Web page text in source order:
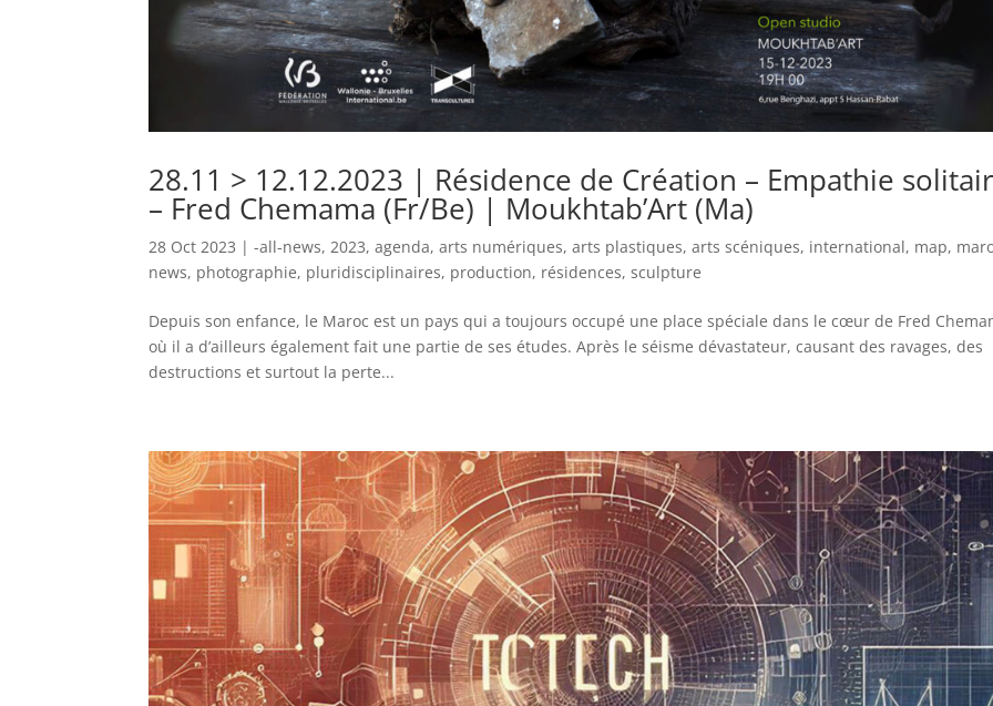
28.11 > 12.12.2023 | Résidence de Création – Empathie
– Fred Chemama (Fr/Be) | Moukhtab’Art (Ma)
28 Oct 2023 |-all-news, 2023,agenda,arts numériques,arts plastiques,arts scéniques, international, map,
news, photographie, pluridisciplinaires, production, résidences,sculpture
Depuis son enfance, le Maroc est un pays qui a toujours occupé une place spéciale dans le cœur de Fred
où il a d’ailleurs également fait une partie de ses études. Après le séisme dévastateur, causant des ravages, des
destructions et surtout la perte...